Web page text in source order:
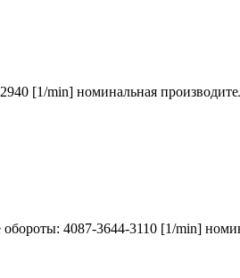
[1/min] номинальная
4087-3644-3110 [1/min]